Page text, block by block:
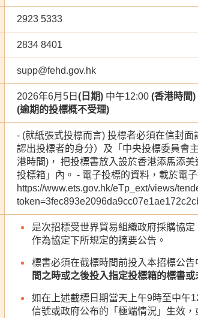
2923 5333
2834 8401
supp@fehd.gov.hk
2026年6月5日 (日期) 中午12:00 (香港時間)
(逾期的投標概不受理)
- (就紙張式投標而言) 投標者必須在信封
認出投標者的身分）及「中央投標委員會
港時間)， 把投標書放入設於香港添馬添
投標箱」內。 - 電子投標的資料，載於電
https://www.ets.gov.hk/eTp_ext/views/
是次招標受世界貿易組織政府採購協
作為協定下所規定的摘要公告。
標書必須在截標時間前投入本招標公
間之時或之後投入指定投標箱的標書
如在上述截標日期當天上午9時至中午
信號或政府公布的「極端情況」生效